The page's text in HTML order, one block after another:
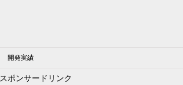
開発実績
スポンサードリンク